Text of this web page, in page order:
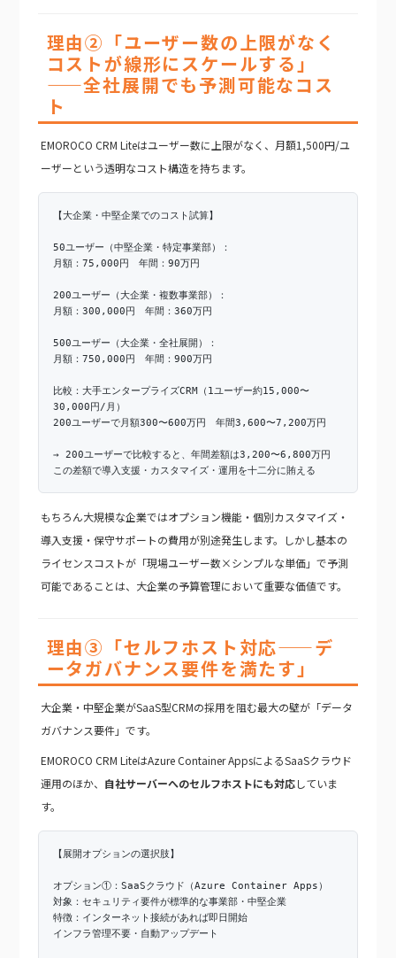
理由②「ユーザー数の上限がなく
コストが線形にスケールする」
——全社展開でも予測可能なコス
ト
EMOROCO CRM Liteはユーザー数に上限がなく、月額1,500円/ユ
ーザーという透明なコスト構造を持ちます。
【大企業・中堅企業でのコスト試算】
50ユーザー（中堅企業・特定事業部）：
月額：75,000円 年間：90万円
200ユーザー（大企業・複数事業部）：
月額：300,000円 年間：360万円
500ユーザー（大企業・全社展開）：
月額：750,000円 年間：900万円
比較：大手エンタープライズCRM（1ユーザー約15,000〜
30,000円/月）
200ユーザーで月額300〜600万円 年間3,600〜7,200万円
→ 200ユーザーで比較すると、年間差額は3,200〜6,800万円
この差額で導入支援・カスタマイズ・運用を十二分に賄える
もちろん大規模な企業ではオプション機能・個別カスタマイズ・
導入支援・保守サポートの費用が別途発生します。しかし基本の
ライセンスコストが「現場ユーザー数×シンプルな単価」で予測
可能であることは、大企業の予算管理において重要な価値です。
理由③「セルフホスト対応——デ
ータガバナンス要件を満たす」
大企業・中堅企業がSaaS型CRMの採用を阻む最大の壁が「データ
ガバナンス要件」です。
EMOROCO CRM LiteはAzure Container AppsによるSaaSクラウド
運用のほか、 自社サーバーへのセルフホストにも対応していま
す。
【展開オプションの選択肢】
オプション①：SaaSクラウド（Azure Container Apps）
対象：セキュリティ要件が標準的な事業部・中堅企業
特徴：インターネット接続があれば即日開始
インフラ管理不要・自動アップデート